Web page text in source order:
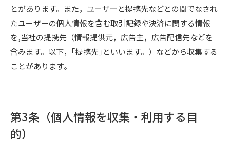
とがあります。また，ユーザーと提携先などとの間でなされ
たユーザーの個人情報を含む取引記録や決済に関する情報
を,当社の提携先（情報提供元，広告主，広告配信先などを
含みます。以下，｢提携先｣といいます。）などから収集する
ことがあります。
第3条（個人情報を収集・利用する目
的）